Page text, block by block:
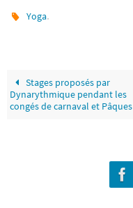
Yoga.
Stages proposés par
Dynarythmique pendant les
congés de carnaval et Pâques